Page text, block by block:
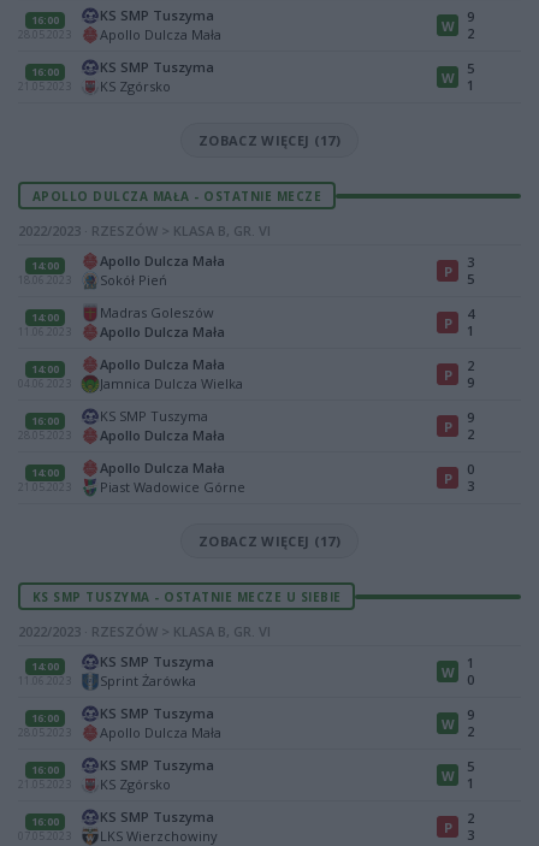
16:00
28.05.2023
KS SMP Tuszyma
Apollo Dulcza Mała
W
9
2
16:00
21.05.2023
KS SMP Tuszyma
KS Zgórsko
W
5
1
ZOBACZ WIĘCEJ (17)
APOLLO DULCZA MAŁA - OSTATNIE MECZE
2022/2023 · RZESZÓW > KLASA B, GR. VI
14:00
18.06.2023
Apollo Dulcza Mała
Sokół Pień
P
3
5
14:00
11.06.2023
Madras Goleszów
Apollo Dulcza Mała
P
4
1
14:00
04.06.2023
Apollo Dulcza Mała
Jamnica Dulcza Wielka
P
2
9
16:00
28.05.2023
KS SMP Tuszyma
Apollo Dulcza Mała
P
9
2
14:00
21.05.2023
Apollo Dulcza Mała
Piast Wadowice Górne
P
0
3
ZOBACZ WIĘCEJ (17)
KS SMP TUSZYMA - OSTATNIE MECZE U SIEBIE
2022/2023 · RZESZÓW > KLASA B, GR. VI
14:00
11.06.2023
KS SMP Tuszyma
Sprint Żarówka
W
1
0
16:00
28.05.2023
KS SMP Tuszyma
Apollo Dulcza Mała
W
9
2
16:00
21.05.2023
KS SMP Tuszyma
KS Zgórsko
W
5
1
16:00
07.05.2023
KS SMP Tuszyma
LKS Wierzchowiny
P
2
3